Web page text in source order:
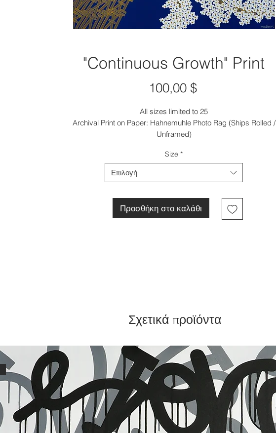
"Continuous Growth" Print
100,00 $Τιμή
All sizes limited to 25
Archival Print on Paper: Hahnemuhle Photo Rag (Ships Rolled /
Unframed)
Size *
Επιλογή
Προσθήκη στο καλάθι
Σχετικά προϊόντα